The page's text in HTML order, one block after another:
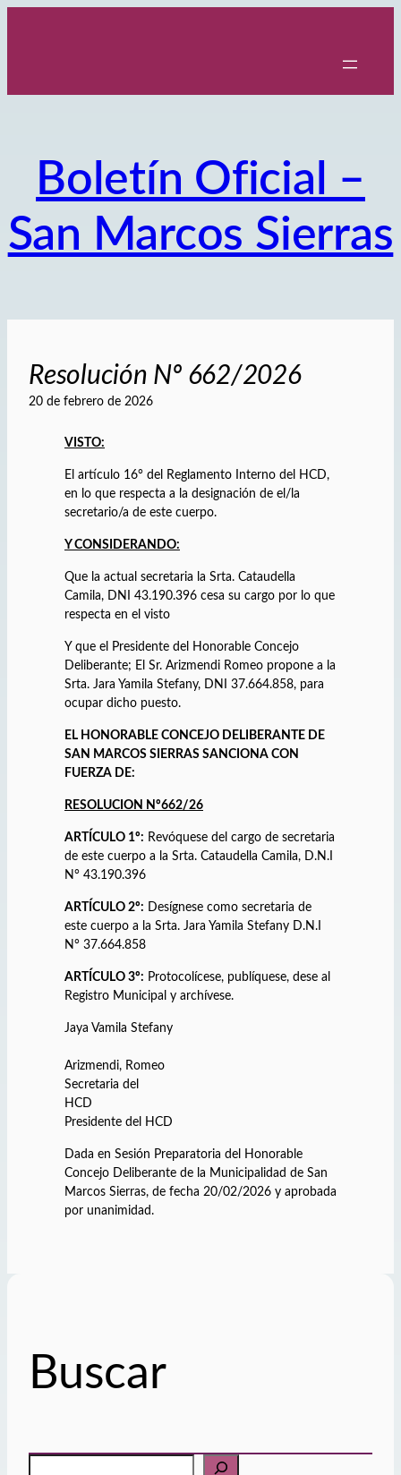
Boletín Oficial –
San Marcos Sierras
Resolución Nº 662/2026
20 de febrero de 2026
VISTO:
El artículo 16° del Reglamento Interno del HCD,
en lo que respecta a la designación de el/la
secretario/a de este cuerpo.
Y CONSIDERANDO:
Que la actual secretaria la Srta. Cataudella
Camila, DNI 43.190.396 cesa su cargo por lo que
respecta en el visto
Y que el Presidente del Honorable Concejo
Deliberante; El Sr. Arizmendi Romeo propone a la
Srta. Jara Yamila Stefany, DNI 37.664.858, para
ocupar dicho puesto.
EL HONORABLE CONCEJO DELIBERANTE DE
SAN MARCOS SIERRAS SANCIONA CON
FUERZA DE:
RESOLUCION Nº662/26
ARTÍCULO 1º: Revóquese del cargo de secretaria
de este cuerpo a la Srta. Cataudella Camila, D.N.I
N° 43.190.396
ARTÍCULO 2º: Desígnese como secretaria de
este cuerpo a la Srta. Jara Yamila Stefany D.N.I
N° 37.664.858
ARTÍCULO 3º: Protocolícese, publíquese, dese al
Registro Municipal y archívese.
Jaya Vamila Stefany
Arizmendi, Romeo
Secretaria del
HCD
Presidente del HCD
Dada en Sesión Preparatoria del Honorable
Concejo Deliberante de la Municipalidad de San
Marcos Sierras, de fecha 20/02/2026 y aprobada
por unanimidad.
Buscar